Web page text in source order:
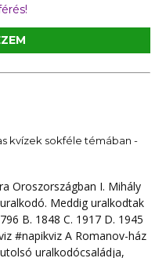
kvízek sokféle témában -